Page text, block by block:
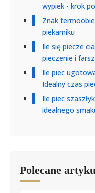
wypiek - krok
Znak
piekarniku
Ile się piecze
pieczenie i
Ile piec
Idealny czas
Ile piec
idealnego
Polecane